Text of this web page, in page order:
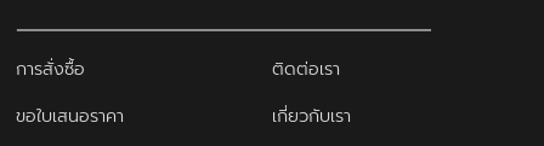
การสั่งซื้อ
ติดต่อเรา
ขอใบเสนอราคา
เกี่ยวกับเรา